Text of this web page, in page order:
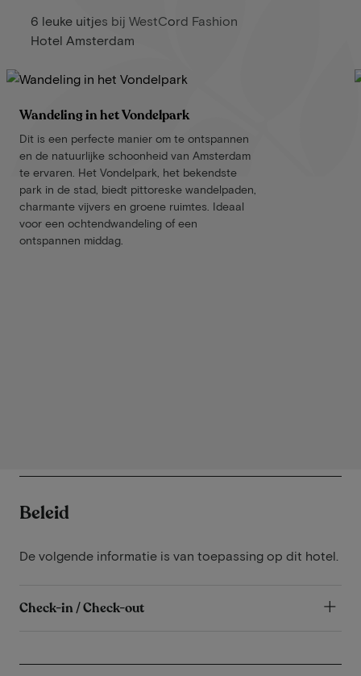
6 leuke uitjes bij WestCord Fashion
Hotel Amsterdam
Wandeling in het Vondelpark
Dit is een perfecte manier om te ontspannen
en de natuurlijke schoonheid van Amsterdam
te ervaren. Het Vondelpark, het bekendste
park in de stad, biedt pittoreske wandelpaden,
charmante vijvers en groene ruimtes. Ideaal
voor een ochtendwandeling of een
ontspannen middag.
Beleid
De volgende informatie is van toepassing op dit hotel.
Check-in / Check-out